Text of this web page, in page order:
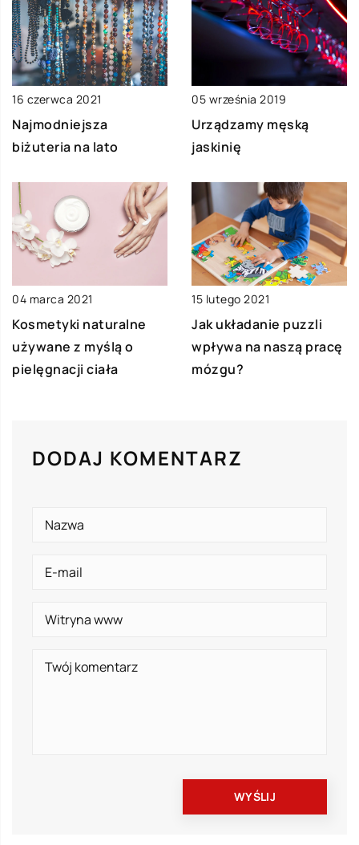
16 czerwca 2021
Najmodniejsza
biżuteria na lato
05 września 2019
Urządzamy męską
jaskinię
04 marca 2021
Kosmetyki naturalne
używane z myślą o
pielęgnacji ciała
15 lutego 2021
Jak układanie puzzli
wpływa na naszą pracę
mózgu?
DODAJ KOMENTARZ